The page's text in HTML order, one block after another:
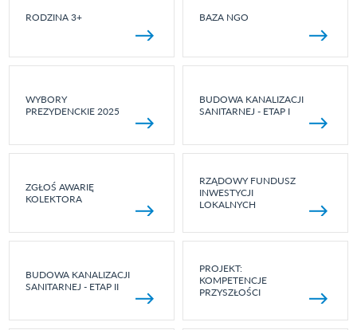
RODZINA 3+ BAZA NGO
WYBORY
PREZYDENCKIE 2025
BUDOWA KANALIZACJI
SANITARNEJ - ETAP I
ZGŁOŚ AWARIĘ
KOLEKTORA
RZĄDOWY FUNDUSZ
INWESTYCJI
LOKALNYCH
BUDOWA KANALIZACJI
SANITARNEJ - ETAP II
PROJEKT:
KOMPETENCJE
PRZYSZŁOŚCI